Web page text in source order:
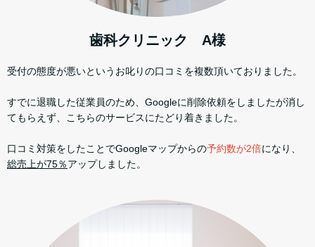
歯科クリニック A様
受付の態度が悪いというお叱りの口コミを複数頂いておりました。
すでに退職した従業員のため、Googleに削除依頼をしましたが消し
てもらえず、こちらのサービスにたどり着きました。
​​口コミ対策をしたことでGoogleマップからの予約数が2倍になり、
総売上が75％アップしました。​